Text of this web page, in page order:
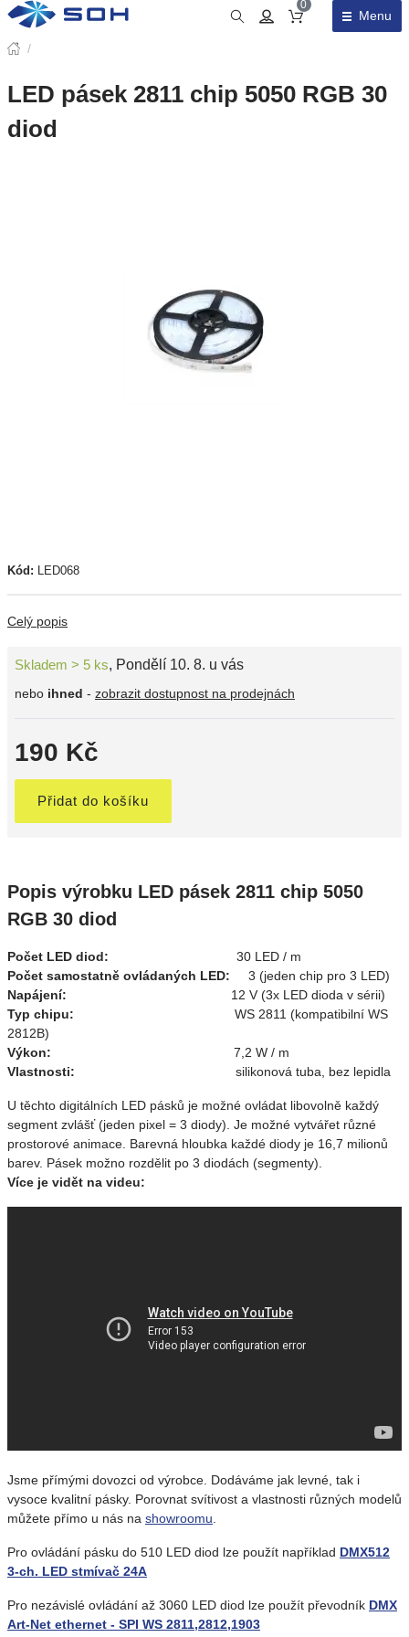
Obsah košíku
0
Menu
/
LED pásek 2811 chip 5050 RGB 30
diod
Kód: LED068
Celý popis
Skladem > 5 ks, Pondělí 10. 8. u vás
nebo ihned - zobrazit dostupnost na prodejnách
190 Kč
Přidat do košíku
Popis výrobku LED pásek 2811 chip 5050
RGB 30 diod
Počet LED diod: 30 LED / m
Počet samostatně ovládaných LED: 3 (jeden chip pro 3 LED)
Napájení: 12 V (3x LED dioda v sérii)
Typ chipu: WS 2811 (kompatibilní WS
2812B)
Výkon: 7,2 W / m
Vlastnosti: silikonová tuba, bez lepidla
U těchto digitálních LED pásků je možné ovládat libovolně každý
segment zvlášť (jeden pixel = 3 diody). Je možné vytvářet různé
prostorové animace. Barevná hloubka každé diody je 16,7 milionů
barev. Pásek možno rozdělit po 3 diodách (segmenty).
Více je vidět na videu:
Jsme přímými dovozci od výrobce. Dodáváme jak levné, tak i
vysoce kvalitní pásky. Porovnat svítivost a vlastnosti různých modelů
můžete přímo u nás na showroomu
Pro ovládání pásku do 510 LED diod lze použít například DMX512
3-ch. LED stmívač 24A
Pro nezávislé ovládání až 3060 LED diod lze použít převodník DMX
Art-Net ethernet - SPI WS 2811,2812,1903